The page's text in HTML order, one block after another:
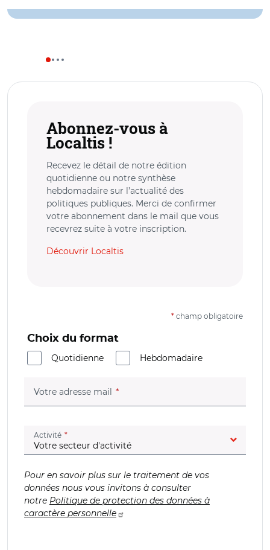
Abonnez-vous à
Localtis !
Recevez le détail de notre édition
quotidienne ou notre synthèse
hebdomadaire sur l’actualité des
politiques publiques. Merci de confirmer
votre abonnement dans le mail que vous
recevrez suite à votre inscription.
Découvrir Localtis
* champ obligatoire
Choix du format
Quotidienne
Hebdomadaire
Votre adresse mail (champ obligatoire)
Activité (champ obligatoire)
Pour en savoir plus sur le traitement de vos
données nous vous invitons à consulter
notre Politique de protection des données à
caractère personnelle